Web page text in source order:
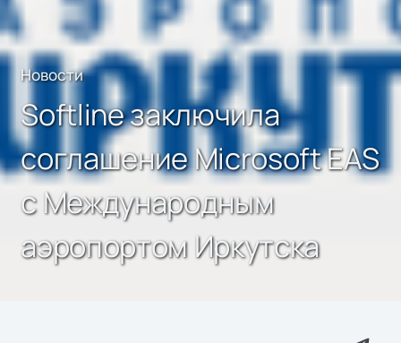
Новости
Softline заключила
соглашение Microsoft EAS
с Международным
аэропортом Иркутска